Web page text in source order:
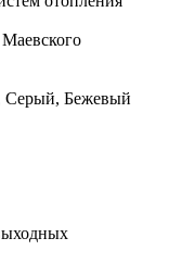
Серый, Бежевый